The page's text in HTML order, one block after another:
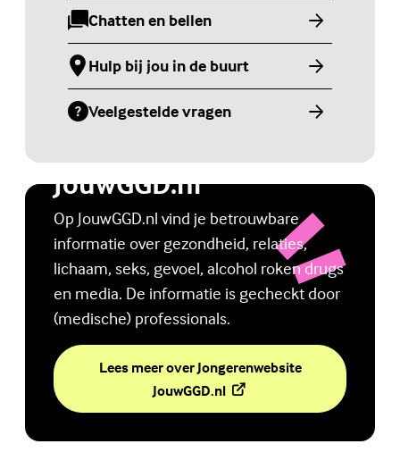
Chatten en bellen
(Externe link)
Hulp bij jou in de buurt
(Externe link)
Veelgestelde vragen
(Externe link)
Jongerenwebsite
JouwGGD.nl
Op JouwGGD.nl vind je betrouwbare
informatie over gezondheid, relaties,
lichaam, seks, gevoel, alcohol roken drugs
en media. De informatie is gecheckt door
(medische) professionals.
Lees meer over Jongerenwebsite
JouwGGD.nl(Externe link)